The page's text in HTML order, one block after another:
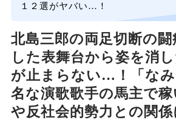
１２選がヤバい…！
北島三郎の両足切断の
した表舞台から姿を消
が止まらない…！「な
名な演歌歌手の馬主で
や反社会的勢力との関